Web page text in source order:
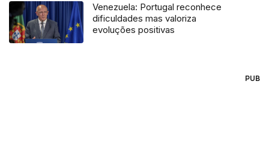
Venezuela: Portugal reconhece
dificuldades mas valoriza
evoluções positivas
PUB